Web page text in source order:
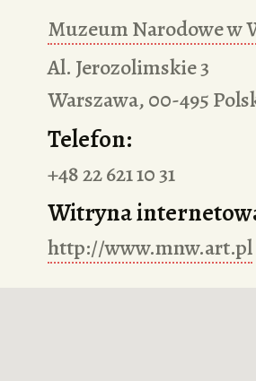
Muzeum Narodowe w
Al. Jerozolimskie 3
Warszawa,00-495
Telefon:
+48 22 621 10 31
Witryna
http://www.mnw.art.pl